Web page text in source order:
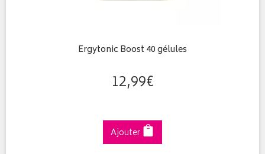
Ergytonic Boost 40 gélules
12,99€
Ajouter